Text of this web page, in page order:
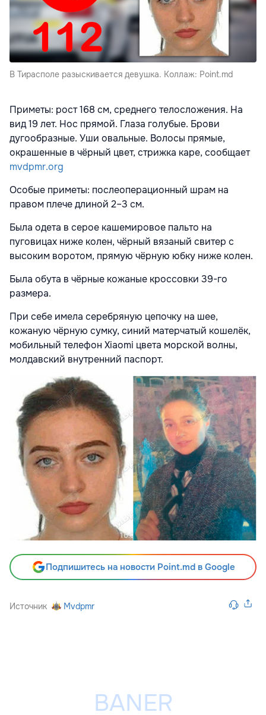
В Тирасполе разыскивается девушка. Коллаж: Point.md
Приметы: рост 168 см, среднего телосложения. На
вид 19 лет. Нос прямой. Глаза голубые. Брови
дугообразные. Уши овальные. Волосы прямые,
окрашенные в чёрный цвет, стрижка каре, сообщает
mvdpmr.org
Особые приметы: послеоперационный шрам на
правом плече длиной 2–3 см.
Была одета в серое кашемировое пальто на
пуговицах ниже колен, чёрный вязаный свитер с
высоким воротом, прямую чёрную юбку ниже колен.
Была обута в чёрные кожаные кроссовки 39-го
размера.
При себе имела серебряную цепочку на шее,
кожаную чёрную сумку, синий матерчатый кошелёк,
мобильный телефон Xiaomi цвета морской волны,
молдавский внутренний паспорт.
Подпишитесь на новости Point.md в Google
Источник Mvdpmr